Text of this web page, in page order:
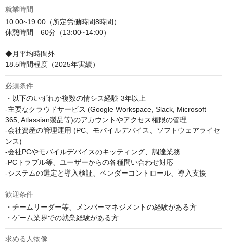
就業時間
10:00~19:00（所定労働時間8時間）
休憩時間　60分（13:00~14:00）
◆月平均時間外
18.5時間程度（2025年実績）
必須条件
・以下のいずれか複数の情シス経験 3年以上
-主要なクラウドサービス (Google Workspace, Slack, Microsoft
365, Atlassian製品等)のアカウントやアクセス権限の管理
-会社資産の管理運用 (PC、モバイルデバイス、ソフトウェアライセ
ンス)
-会社PCやモバイルデバイスのキッティング、調達業務
-PCトラブル等、ユーザーからの各種問い合わせ対応
-システムの選定と導入検証、ベンダーコントロール、導入支援
歓迎条件
・チームリーダー等、メンバーマネジメントの経験がある方
・ゲーム業界での就業経験がある方
求める人物像